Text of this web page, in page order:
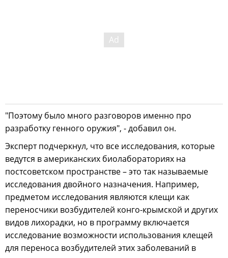
"Поэтому было много разговоров именно про
разработку генного оружия", - добавил он.
Эксперт подчеркнул, что все исследования, которые
ведутся в американских биолабораториях на
постсоветском пространстве – это так называемые
исследования двойного назначения. Например,
предметом исследования являются клещи как
переносчики возбудителей конго-крымской и других
видов лихорадки, но в программу включается
исследование возможности использования клещей
для переноса возбудителей этих заболеваний в